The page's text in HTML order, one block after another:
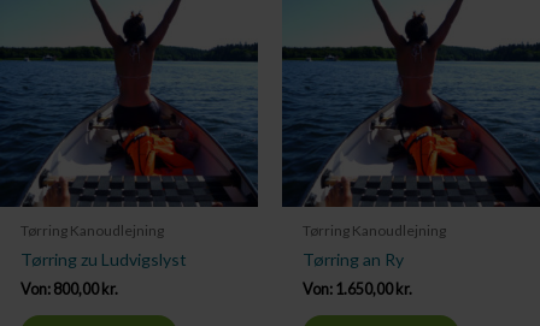
Tørring Kanoudlejning
Tørring zu Ludvigslyst
Von: 800,00kr.
Tørring Kanoudlejning
Tørring an Ry
Von: 1.650,00kr.